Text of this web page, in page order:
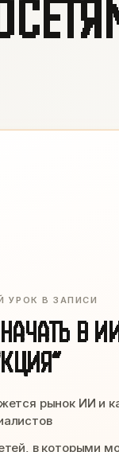
УРОК В ЗАПИСИ
НАЧАТЬ В
рынок ИИ и
в которыми